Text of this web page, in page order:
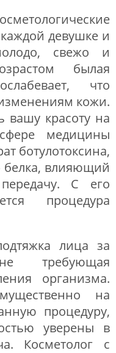
девушке и
свежо и
былая
что
кожи.
вашу красоту на
медицины
ботулотоксина,
влияющий
С его
процедура
лица за
требующая
организма.
на
процедуру,
уверены в
Косметолог с